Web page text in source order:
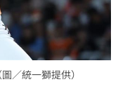
／統一獅提供）